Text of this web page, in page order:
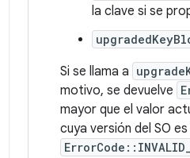
la clave si se
Si se llama a
motivo, se devuelve
mayor que el valor
cuya versión del SO